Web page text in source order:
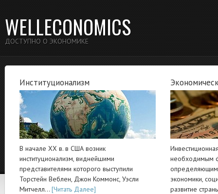
WELLECONOMICS
ДОСТУПНО О ЭКОНОМИКЕ
Институционализм
В начале XX в. в США возник
институционализм, виднейшими
представителями которого выступили
Торстейн Веблен, Джон Коммонс, Уэсли
Митчелл… [Читать Далее]
необходимым
определяющим
экономики,
развитие